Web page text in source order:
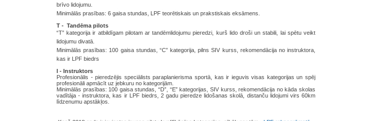
brīvo lidojumu.
Minimālās prasības: 6 gaisa stundas, LPF teorētiskais un prakstiskais eksāmens.
T - Tandēma pilots
“T” kategorija ir atbildīgam pilotam ar tandēmlidojumu pieredzi, kurš lido droši un stabili, lai spētu veikt
lidojumu divatā.
Minimālās prasības: 100 gaisa stundas, “C” kategorija, pilns SIV kurss, rekomendācija no instruktora,
kas ir LPF biedrs
I - Instruktors
Profesionālis - pieredzējis speciālists paraplanierisma sportā, kas ir ieguvis visas kategorijas un spēj
profesionāli apmācīt uz jebkuru no kategorijām.
Minimālās prasības: 100 gaisa stundas, “D”, “E” kategorijas, SIV kurss, rekomendācija no kāda skolas
vadītāja - instruktora, kas ir LPF biedrs, 2 gadu pieredze lidošanas skolā, distanču lidojumi virs 60km
līdzenumu apstākļos.